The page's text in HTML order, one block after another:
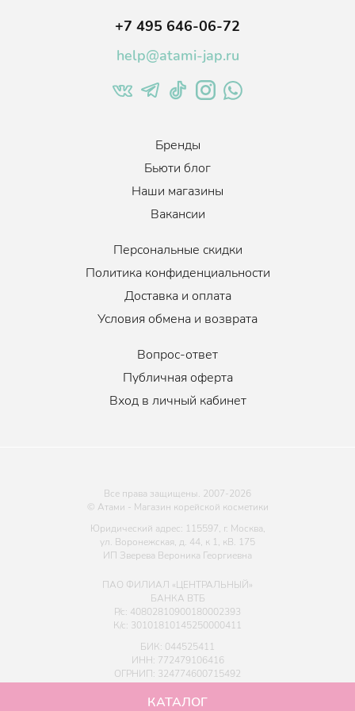
+7 495 646-06-72
help@atami-jap.ru
Бренды
Бьюти блог
Наши магазины
Вакансии
Персональные скидки
Политика конфиденциальности
Доставка и оплата
Условия обмена и возврата
Вопрос-ответ
Публичная оферта
Вход в личный кабинет
Все права защищены. 2007-2026
© Атами - Магазин корейской косметики
Юридический адрес: 115597, г. Москва,
ул. Воронежская, д. 44, к 1, кВ. 175
ИП Зверева Вероника Георгиевна
ПАО ФИЛИАЛ «ЦЕНТРАЛЬНЫЙ»
БАНКА ВТБ
Р/с: 40802810900180002393
К/с: 30101810145250000411
БИК: 044525411
ИНН: 772479106416
ОГРНИП: 324774600715492
КАТАЛОГ